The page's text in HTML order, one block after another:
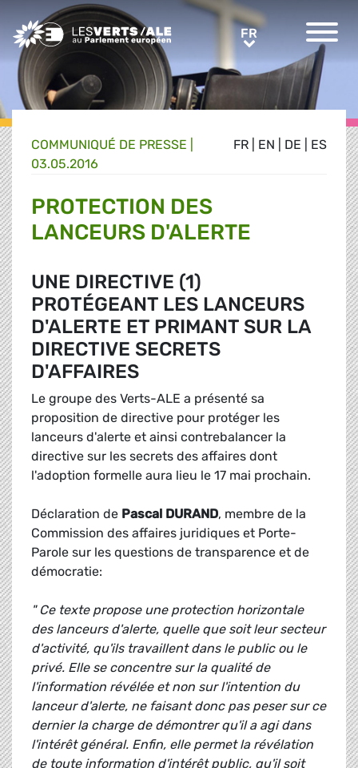
Greens/EFA Home FRFR
FR EN DE ES
COMMUNIQUÉ DE PRESSE
03.05.2016
PROTECTION DES
LANCEURS D'ALERTE
UNE DIRECTIVE (1)
PROTÉGEANT LES LANCEURS
D'ALERTE ET PRIMANT SUR LA
DIRECTIVE SECRETS
D'AFFAIRES
Le groupe des Verts-ALE a présenté sa
proposition de directive pour protéger les
lanceurs d'alerte et ainsi contrebalancer la
directive sur les secrets des affaires dont
l'adoption formelle aura lieu le 17 mai prochain.
Déclaration de Pascal DURAND, membre de la
Commission des affaires juridiques et Porte-
Parole sur les questions de transparence et de
démocratie:
" Ce texte propose une protection horizontale
des lanceurs d'alerte, quelle que soit leur secteur
d'activité, qu'ils travaillent dans le public ou le
privé. Elle se concentre sur la qualité de
l'information révélée et non sur l'intention du
lanceur d'alerte, ne faisant donc pas peser sur ce
dernier la charge de démontrer qu'il a agi dans
l'intérêt général. Enfin, elle permet la révélation
de toute information d'intérêt public, qu'il soit